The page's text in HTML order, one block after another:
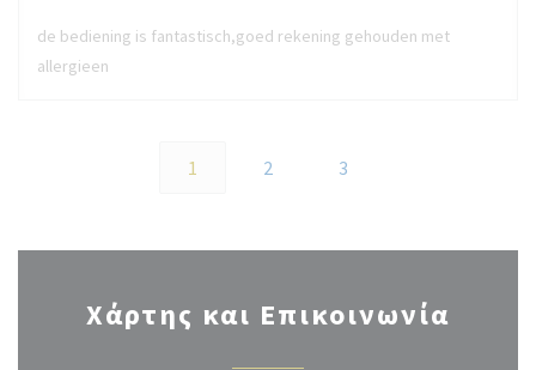
de bediening is fantastisch,goed rekening gehouden met
allergieen
1 2 3
Χάρτης και Επικοινωνία